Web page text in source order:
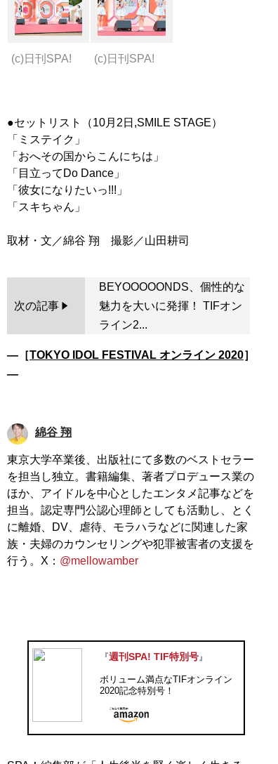
(c)日刊SPA! (c)日刊SPA!
●セットリスト（10月2日,SMILE STAGE）
「ミステイク」
「おへその国からこんにちは」
「目立ってDo Dance」
「彼女になりたいっ!!!」
「スキちゃん」
次の記事
BEYOOOOONDS、個性的な
魅力を大いに発揮！ TIFオン
ライン2...
―［TOKYO IDOL FESTIVAL オンライン 2020］
―
綿谷 翔
東京大学卒業後、出版社にて多数のベストセラー
を担当し独立。書籍編集、著者プロデュース業の
ほか、アイドルを中心としたエンタメ記事などを
担当。認定専門公認心理師としても活動し、とく
に離婚、DV、虐待、モラハラなどに関連した家
族・夫婦のカウンセリングや犯罪被害者の支援を
行う。X： @mellowamber
『週刊SPA! TIF特別号』
ボリューム満点なTIFオンライン
2020記念特別号！